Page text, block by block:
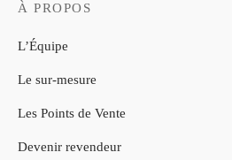
À PROPOS
L’Équipe
Le sur-mesure
Les Points de Vente
Devenir revendeur